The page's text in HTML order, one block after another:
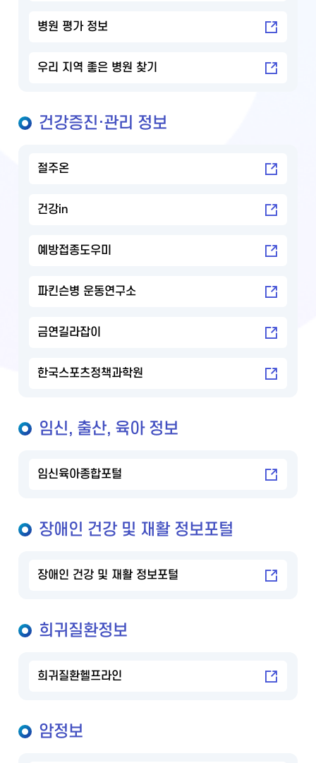
병원 평가 정보
우리 지역 좋은 병원 찾기
건강증진·관리 정보
절주온
건강in
예방접종도우미
파킨슨병 운동연구소
금연길라잡이
한국스포츠정책과학원
임신, 출산, 육아 정보
임신육아종합포털
장애인 건강 및 재활 정보포털
장애인 건강 및 재활 정보포털
희귀질환정보
희귀질환헬프라인
암정보